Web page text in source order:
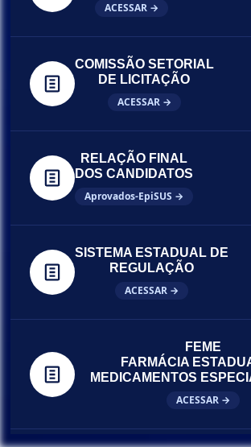
ACESSAR →
COMISSÃO SETORIAL
DE LICITAÇÃO
ACESSAR →
RELAÇÃO FINAL
DOS CANDIDATOS
Aprovados-EpiSUS →
SISTEMA ESTADUAL DE
REGULAÇÃO
ACESSAR →
FEME
FARMÁCIA
MEDICAMENTOS
ACESSAR →